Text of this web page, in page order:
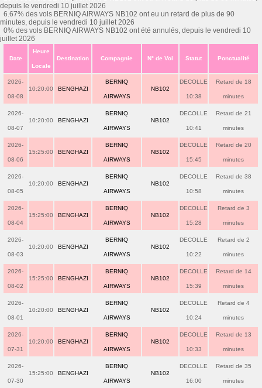
depuis le vendredi 10 juillet 2026
6.67% des vols BERNIQ AIRWAYS NB102 ont eu un retard de plus de 90
minutes, depuis le vendredi 10 juillet 2026
0% des vols BERNIQ AIRWAYS NB102 ont été annulés, depuis le vendredi 10
juillet 2026
Date
Heure
Locale
Destination Compagnie N° de Vol Statut Ponctualité
2026-
08-08
10:20:00 BENGHAZI
BERNIQ
AIRWAYS
NB102
DECOLLE
10:38
Retard de 18
minutes
2026-
08-07
10:20:00 BENGHAZI
BERNIQ
AIRWAYS
NB102
DECOLLE
10:41
Retard de 21
minutes
2026-
08-06
15:25:00 BENGHAZI
BERNIQ
AIRWAYS
NB102
DECOLLE
15:45
Retard de 20
minutes
2026-
08-05
10:20:00 BENGHAZI
BERNIQ
AIRWAYS
NB102
DECOLLE
10:58
Retard de 38
minutes
2026-
08-04
15:25:00 BENGHAZI
BERNIQ
AIRWAYS
NB102
DECOLLE
15:28
Retard de 3
minutes
2026-
08-03
10:20:00 BENGHAZI
BERNIQ
AIRWAYS
NB102
DECOLLE
10:22
Retard de 2
minutes
2026-
08-02
15:25:00 BENGHAZI
BERNIQ
AIRWAYS
NB102
DECOLLE
15:39
Retard de 14
minutes
2026-
08-01
10:20:00 BENGHAZI
BERNIQ
AIRWAYS
NB102
DECOLLE
10:24
Retard de 4
minutes
2026-
07-31
10:20:00 BENGHAZI
BERNIQ
AIRWAYS
NB102
DECOLLE
10:33
Retard de 13
minutes
2026-
07-30
15:25:00 BENGHAZI
BERNIQ
AIRWAYS
NB102
DECOLLE
16:00
Retard de 35
minutes